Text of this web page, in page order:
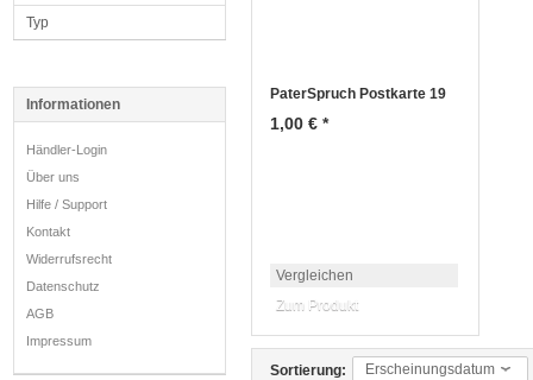
Typ
Informationen
Händler-Login
Über uns
Hilfe / Support
Kontakt
Widerrufsrecht
Datenschutz
AGB
Impressum
PaterSpruch Postkarte 19
1,00 € *
Vergleichen
Zum Produkt
Sortierung: Erscheinungsdatum